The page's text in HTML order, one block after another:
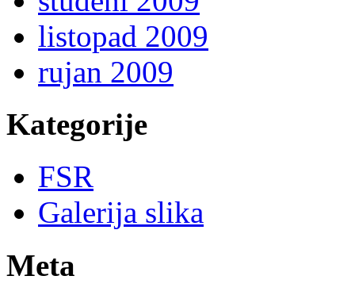
listopad 2009
rujan 2009
Kategorije
FSR
Galerija slika
Meta